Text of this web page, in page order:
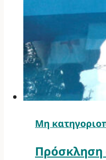
Μη
Πρόσκληση